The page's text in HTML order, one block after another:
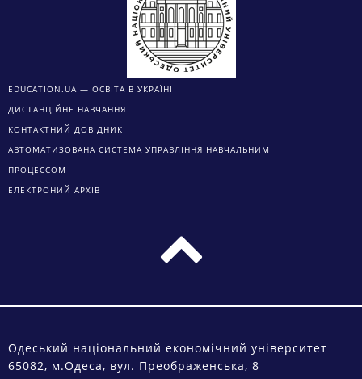
EDUCATION.UA — ОСВІТА В УКРАЇНІ
ДИСТАНЦІЙНЕ НАВЧАННЯ
КОНТАКТНИЙ ДОВІДНИК
АВТОМАТИЗОВАНА СИСТЕМА УПРАВЛІННЯ НАВЧАЛЬНИМ
ПРОЦЕССОМ
ЕЛЕКТРОНИЙ АРХІВ
Одеський національний економічний університет
65082, м.Одеса, вул. Преображенська, 8